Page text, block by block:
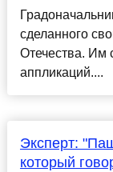
сделанного
Отечества. Им
аппликаций....
Эксперт:
который